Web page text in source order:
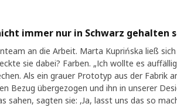
immer nur in Schwarz gehalten
an die Arbeit. Marta Kuprińska ließ
sie dabei? Farben. „Ich wollte es
Als ein grauer Prototyp aus der Fabrik
Bezug übergezogen und ihn in unserer
sahen, sagten sie: ,Ja, lasst uns das so